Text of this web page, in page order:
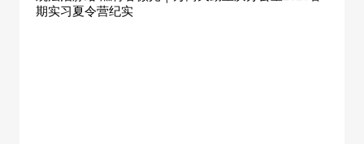
期实习夏令营纪实